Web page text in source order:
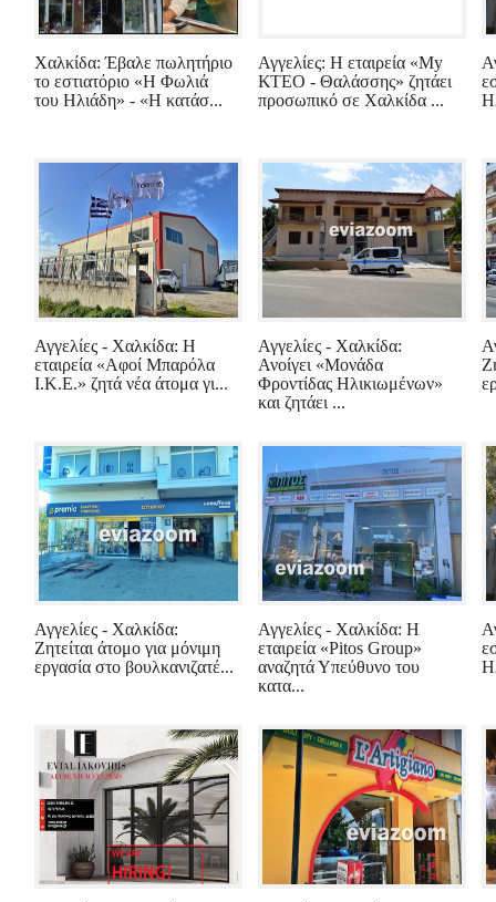
Χαλκίδα: Έβαλε πωλητήριο
το εστιατόριο «Η Φωλιά
του Ηλιάδη» - «Η κατάσ...
Αγγελίες: Η εταιρεία «My
ΚΤΕΟ - Θαλάσσης» ζητάει
προσωπικό σε Χαλκίδα ...
Αγγελίες - Χαλκίδα: Η
εταιρεία «Αφοί Μπαρόλα
Ι.Κ.Ε.» ζητά νέα άτομα γι...
Αγγελίες - Χαλκίδα:
Ανοίγει «Μονάδα
Φροντίδας Ηλικιωμένων»
και ζητάει ...
Αγγελίες - Χαλκίδα:
Ζητείται άτομο για μόνιμη
εργασία στο βουλκανιζατέ...
Αγγελίες - Χαλκίδα: Η
εταιρεία «Pitos Group»
αναζητά Υπεύθυνο του
κατα...